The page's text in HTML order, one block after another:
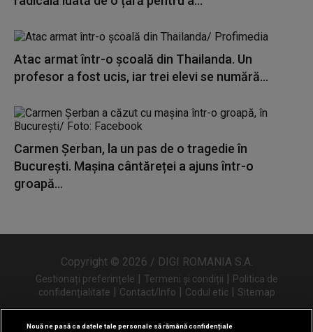
Atac armat într-o școală din Thailanda. Un
profesor a fost ucis, iar trei elevi se numără...
Carmen Șerban, la un pas de o tragedie în
București. Mașina cântăreței a ajuns într-o
groapă...
Copyright © 2026 / DIGI ROMANIA S.A.
Gestionați preferințele | Termeni și condiții | Politica de
confidențialitate | Contact/Info | Codul etic | Sitemap
Nouă ne pasă ca datele tale personale să rămână confidențiale